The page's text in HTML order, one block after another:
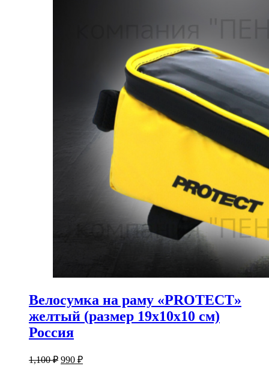
Велосумка на раму «PROTECT»
желтый (размер 19х10х10 см)
Россия
1,100₽ 990 ₽